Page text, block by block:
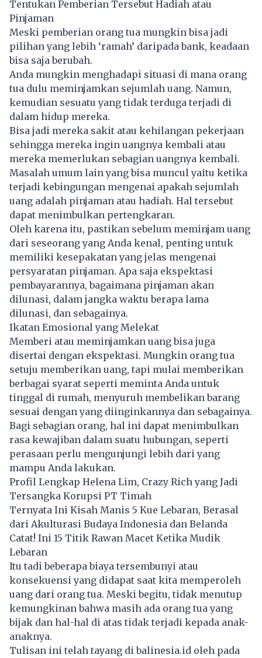
Tentukan Pemberian Tersebut Hadiah atau
Pinjaman
Meski pemberian orang tua mungkin bisa jadi
pilihan yang lebih ‘ramah’ daripada bank, keadaan
bisa saja berubah.
Anda mungkin menghadapi situasi di mana orang
tua dulu meminjamkan sejumlah uang. Namun,
kemudian sesuatu yang tidak terduga terjadi di
dalam hidup mereka.
Bisa jadi mereka sakit atau kehilangan pekerjaan
sehingga mereka ingin uangnya kembali atau
mereka memerlukan sebagian uangnya kembali.
Masalah umum lain yang bisa muncul yaitu ketika
terjadi kebingungan mengenai apakah sejumlah
uang adalah pinjaman atau hadiah. Hal tersebut
dapat menimbulkan pertengkaran.
Oleh karena itu, pastikan sebelum meminjam uang
dari seseorang yang Anda kenal, penting untuk
memiliki kesepakatan yang jelas mengenai
persyaratan pinjaman. Apa saja ekspektasi
pembayarannya, bagaimana pinjaman akan
dilunasi, dalam jangka waktu berapa lama
dilunasi, dan sebagainya.
Ikatan Emosional yang Melekat
Memberi atau meminjamkan uang bisa juga
disertai dengan ekspektasi. Mungkin orang tua
setuju memberikan uang, tapi mulai memberikan
berbagai syarat seperti meminta Anda untuk
tinggal di rumah, menyuruh membelikan barang
sesuai dengan yang diinginkannya dan sebagainya.
Bagi sebagian orang, hal ini dapat menimbulkan
rasa kewajiban dalam suatu hubungan, seperti
perasaan perlu mengunjungi lebih dari yang
mampu Anda lakukan.
Profil Lengkap Helena Lim, Crazy Rich yang Jadi
Tersangka Korupsi PT Timah
Ternyata Ini Kisah Manis 5 Kue Lebaran, Berasal
dari Akulturasi Budaya Indonesia dan Belanda
Catat! Ini 15 Titik Rawan Macet Ketika Mudik
Lebaran
Itu tadi beberapa biaya tersembunyi atau
konsekuensi yang didapat saat kita memperoleh
uang dari orang tua. Meski begitu, tidak menutup
kemungkinan bahwa masih ada orang tua yang
bijak dan hal-hal di atas tidak terjadi kepada anak-
anaknya.
Tulisan ini telah tayang dibalinesia.id oleh pada